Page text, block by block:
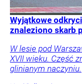
Wyjątkowe
znaleziono skarb
W lesie pod
XVII wieku. Część
glinianym naczyniu.